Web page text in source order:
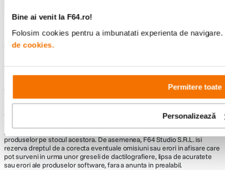
Bine ai venit la F64.ro!
Folosim cookies pentru a imbunatati experienta de
de cookies.
Permitere toate
Personalizează
Informatii conformitate produs
acestea fiind utilizate exclusiv cu titlu de prezentare. Implicit F64 Studio
S.R.L. nu isi asuma raspunderea pentru eventualele erori de pret sau
stoc. Aceste erori nu obliga F64 Studio S.R.L. la nicio actiune. Preturile si
disponibilitatea produselor comercializate de catre F64 Studio SRL pot
suferi modificari ulterioare, acest lucru fiind influentat de factori externi
precum politica de preturi a distribuitorilor sau disponibilitatea
produselor pe stocul acestora. De asemenea, F64 Studio S.R.L. isi
rezerva dreptul de a corecta eventuale omisiuni sau erori in afisare care
pot surveni in urma unor greseli de dactilografiere, lipsa de acuratete
sau erori ale produselor software, fara a anunta in prealabil.